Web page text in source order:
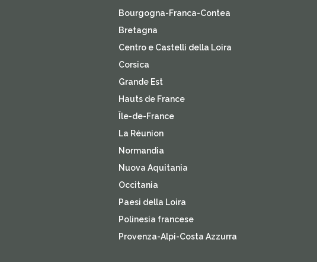
Bourgogna-Franca-Contea
Bretagna
Centro e Castelli della Loira
Corsica
Grande Est
Hauts de France
Île-de-France
La Réunion
Normandia
Nuova Aquitania
Occitania
Paesi della Loira
Polinesia francese
Provenza-Alpi-Costa Azzurra